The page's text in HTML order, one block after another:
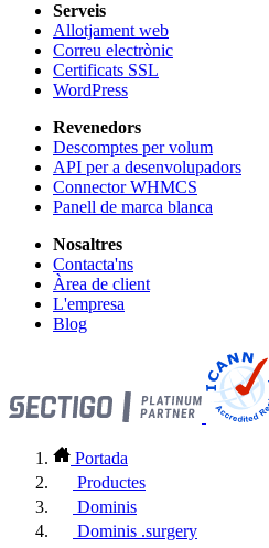
Serveis
Allotjament web
Correu electrònic
Certificats SSL
WordPress
Revenedors
Descomptes per volum
API per a desenvolupadors
Connector WHMCS
Panell de marca blanca
Nosaltres
Contacta'ns
Àrea de client
L'empresa
Blog
Portada
Productes
Dominis
Dominis .surgery